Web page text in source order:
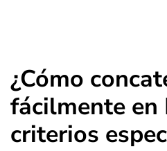
¿Cómo
fácilmente en
criterios